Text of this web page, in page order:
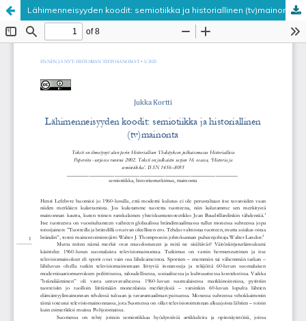
Lähimenneisyyden koodit: semiotiikka ja historiallinen (tv)mainonta
Palvelua ylläpitääTieteellisten seurain valtuuskunta